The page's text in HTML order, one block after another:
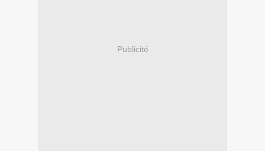
Publicité